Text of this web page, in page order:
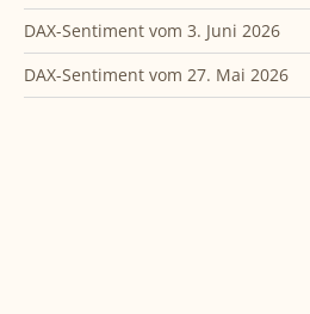
DAX-Sentiment vom 3. Juni 2026
DAX-Sentiment vom 27. Mai 2026